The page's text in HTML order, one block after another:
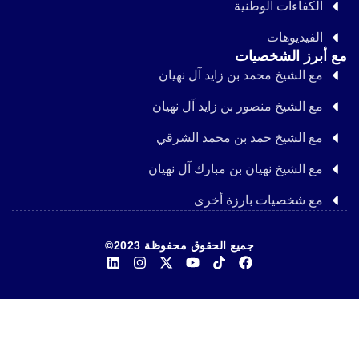
الكفاءات الوطنية
الفيديوهات
مع أبرز الشخصيات
مع الشيخ محمد بن زايد آل نهيان
مع الشيخ منصور بن زايد آل نهيان
مع الشيخ حمد بن محمد الشرقي
مع الشيخ نهيان بن مبارك آل نهيان
مع شخصيات بارزة أخرى
جميع الحقوق محفوظة 2023©